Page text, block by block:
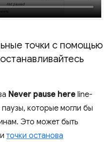
точки с помощью
Never pause here line-
которые могли бы
Это может быть
точки останова